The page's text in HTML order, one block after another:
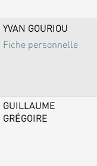
YVAN GOURIOU
Fiche personnelle
GUILLAUME
GRÉGOIRE